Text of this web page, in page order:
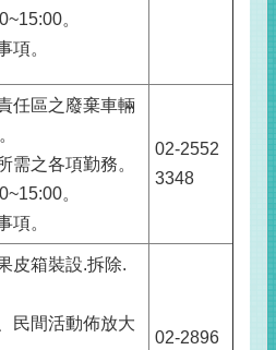
。
項。
任區之廢棄車輛
需之各項勤務。
。
項。
02-2552
3348
皮箱裝設.拆除.
民間活動佈放大
02-2896